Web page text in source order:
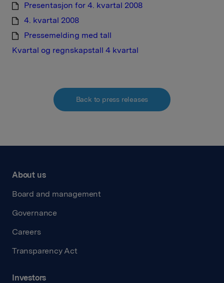
Presentasjon for 4. kvartal 2008
4. kvartal 2008
Pressemelding med tall
Kvartal og regnskapstall 4 kvartal
Back to press releases
About us
Board and management
Governance
Careers
Transparency Act
Investors